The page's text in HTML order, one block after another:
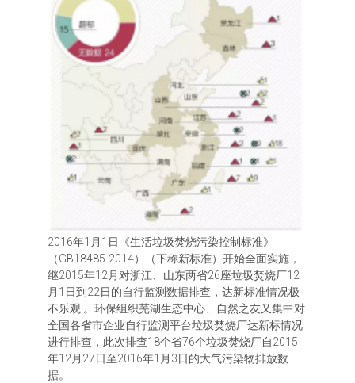
2016年1月1日《生活垃圾焚烧污染控制标准》
（GB18485-2014）（下称新标准）开始全面实施，
继2015年12月对浙江、山东两省26座垃圾焚烧厂12
月1日到22日的自行监测数据排查，达新标准情况极
不乐观 。环保组织芜湖生态中心、自然之友又集中对
全国各省市企业自行监测平台垃圾焚烧厂达新标情况
进行排查，此次排查18个省76个垃圾焚烧厂自2015
年12月27日至2016年1月3日的大气污染物排放数
据。